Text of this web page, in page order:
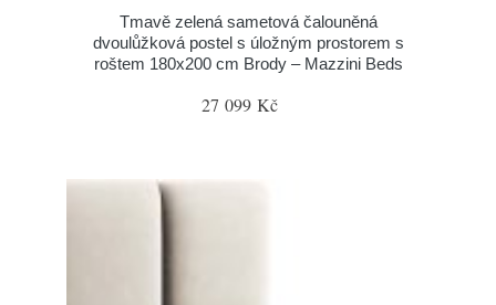
Tmavě zelená sametová čalouněná
dvoulůžková postel s úložným prostorem s
roštem 180x200 cm Brody – Mazzini Beds
27 099 Kč